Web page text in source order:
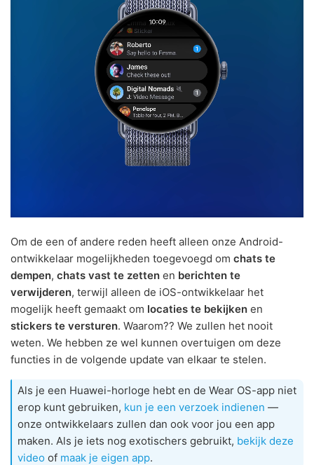
Om de een of andere reden heeft alleen onze Android-
ontwikkelaar mogelijkheden toegevoegd om chats te
dempen, chats vast te zetten en berichten te
verwijderen, terwijl alleen de iOS-ontwikkelaar het
mogelijk heeft gemaakt om locaties te bekijken en
stickers te versturen. Waarom?? We zullen het nooit
weten. We hebben ze wel kunnen overtuigen om deze
functies in de volgende update van elkaar te stelen.
Als je een Huawei-horloge hebt en de Wear OS-app niet
erop kunt gebruiken, kun je een verzoek indienen —
onze ontwikkelaars zullen dan ook voor jou een app
maken. Als je iets nog exotischers gebruikt, bekijk deze
video of maak je eigen app.